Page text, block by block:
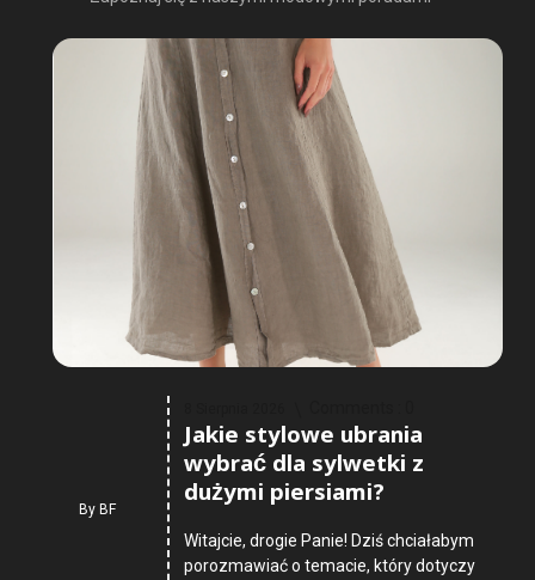
ByBF
Jakie stylowe ubrania
wybrać dla sylwetki z
dużymi piersiami?
Witajcie, drogie Panie! Dziś chciałabym
porozmawiać o temacie, który dotyczy